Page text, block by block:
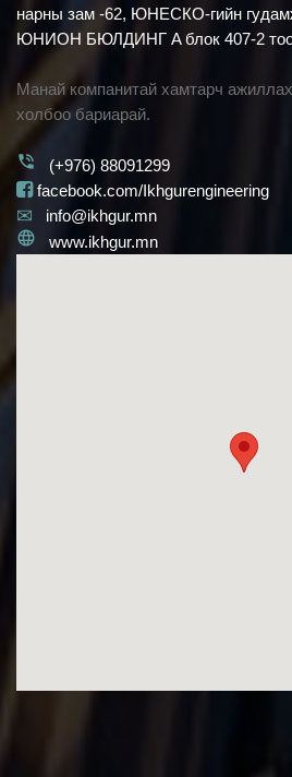
нарны зам -62, ЮНЕСКО-гийн
ЮНИОН БЮЛДИНГ A блок 407-2
Манай компанитай хамтарч
холбоо бариарай.
phone_in_talk
(+976) 88091299
facebook.com/Ikhgurengineering
info@ikhgur.mn
language www.ikhgur.mn